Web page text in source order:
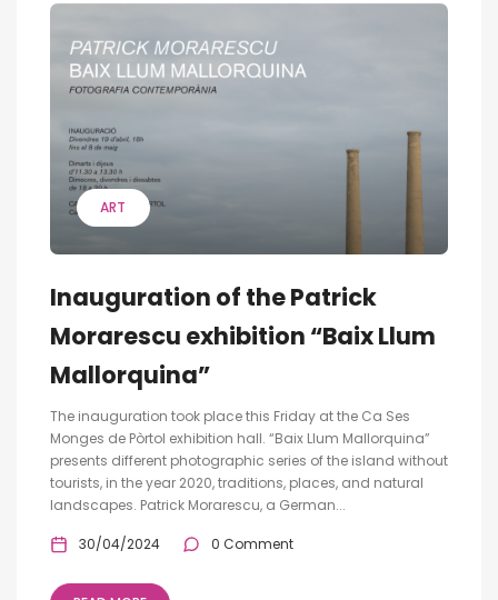
ART
Inauguration of the Patrick
Morarescu exhibition “Baix Llum
Mallorquina”
The inauguration took place this Friday at the Ca Ses
Monges de Pòrtol exhibition hall. “Baix Llum Mallorquina”
presents different photographic series of the island without
tourists, in the year 2020, traditions, places, and natural
landscapes. Patrick Morarescu, a German...
30/04/2024 0 Comment